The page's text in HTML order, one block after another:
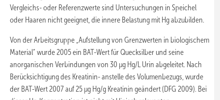
Vergleichs- oder Referenzwerte sind Untersuchungen in Speichel
oder Haaren nicht geeignet, die innere Belastung mit Hg abzubilden.
Von der Arbeitsgruppe „Aufstellung von Grenzwerten in biologischem
Material“ wurde 2005 ein BAT-Wert für Quecksilber und seine
anorganischen Verbindungen von 30 µg Hg/L Urin abgeleitet. Nach
Berücksichtigung des Kreatinin- anstelle des Volumenbezugs, wurde
der BAT-Wert 2007 auf 25 µg Hg/g Kreatinin geändert (DFG 2009). Bei